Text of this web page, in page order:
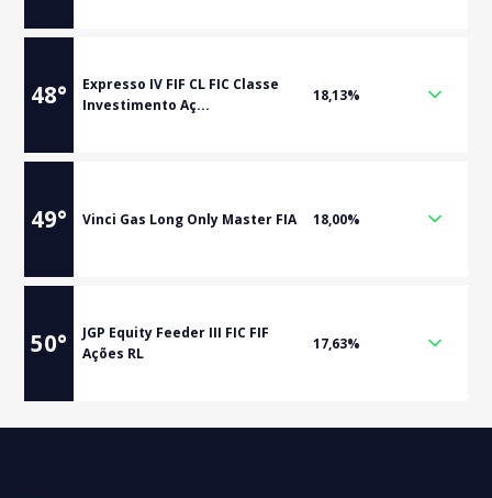
48°
Expresso IV FIF CL FIC Classe
Investimento Aç...
18,13%
49° Vinci Gas Long Only Master FIA 18,00%
50°
JGP Equity Feeder III FIC FIF
Ações RL
17,63%